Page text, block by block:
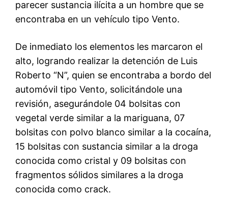
parecer sustancia ilícita a un hombre que se
encontraba en un vehículo tipo Vento.
De inmediato los elementos les marcaron el
alto, logrando realizar la detención de Luis
Roberto “N”, quien se encontraba a bordo del
automóvil tipo Vento, solicitándole una
revisión, asegurándole 04 bolsitas con
vegetal verde similar a la mariguana, 07
bolsitas con polvo blanco similar a la cocaína,
15 bolsitas con sustancia similar a la droga
conocida como cristal y 09 bolsitas con
fragmentos sólidos similares a la droga
conocida como crack.